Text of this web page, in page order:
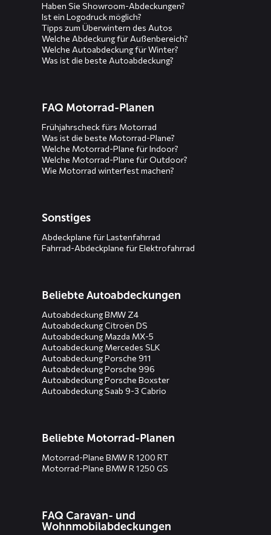
Haben Sie Showroom-Abdeckungen?
Ist ein Logodruck möglich?
Tipps zum Überwintern des Autos
Welche Abdeckung für Außenbereich?
Welche Autoabdeckung für Winter?
Was ist die beste Autoabdeckung?
FAQ Motorrad-Planen
Frühjahrscheck fürs Motorrad
Was ist die beste Motorrad-Plane?
Welche Motorrad-Plane für Indoor?
Welche Motorrad-Plane für Outdoor?
Wie Motorrad winterfest machen?
Sonstiges
Abdeckplane für Lastenfahrrad
Fahrrad-Abdeckplane für Elektrofahrrad
Beliebte Autoabdeckungen
Autoabdeckung BMW Z4
Autoabdeckung Citroën DS
Autoabdeckung Mazda MX-5
Autoabdeckung Mercedes SLK
Autoabdeckung Porsche 911
Autoabdeckung Porsche 996
Autoabdeckung Porsche Boxster
Autoabdeckung Saab 9-3 Cabrio
Beliebte Motorrad-Planen
Motorrad-Plane BMW R 1200 RT
Motorrad-Plane BMW R 1250 GS
FAQ Caravan- und
Wohnmobilabdeckungen